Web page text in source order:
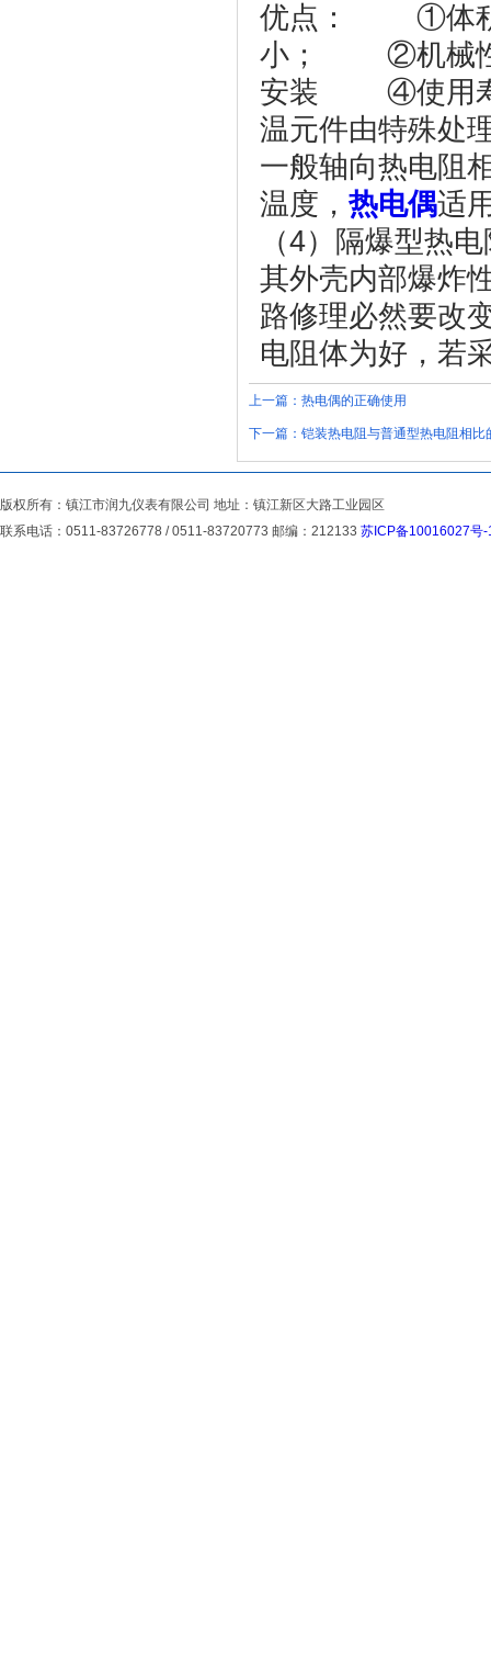
优点： ①体积
小； ②机械性
安装 ④使用寿
温元件由特殊处
一般轴向热电阻
温度， 热电偶适
（4）隔爆型热
其外壳内部爆炸
路修理必然要改
电阻体为好，若
上一篇： 热电偶的正确使用
下一篇： 铠装热电阻与普通型热电阻相比
版权所有：镇江市润九仪表有限公司 地址：镇江新区大路工业园区
联系电话：0511-83726778 / 0511-83720773 邮编：212133 苏ICP备10016027号-